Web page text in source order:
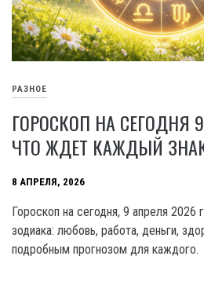
РАЗНОЕ
ГОРОСКОП НА СЕГОДНЯ
ЧТО ЖДЕТ КАЖДЫЙ
8 АПРЕЛЯ, 2026
Гороскоп на сегодня, 9 апреля 2026
зодиака: любовь, работа, деньги,
подробным прогнозом для каждого.